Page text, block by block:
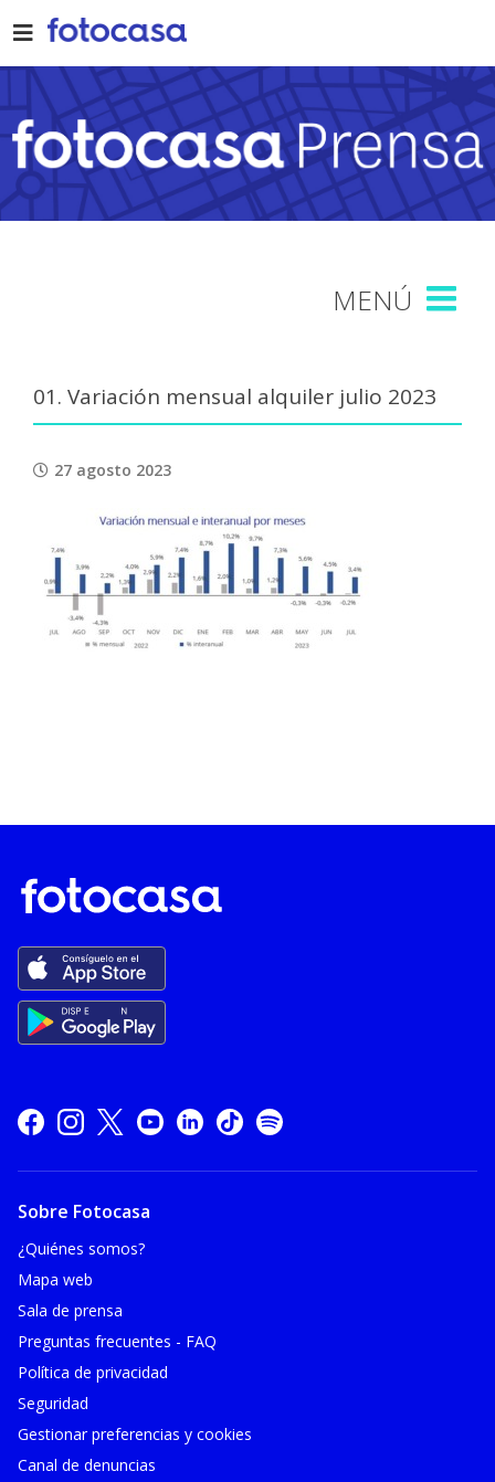
to
content
01. Variación mensual alquiler julio 2023
27 agosto 2023
Sobre Fotocasa
¿Quiénes somos?
Mapa web
Sala de prensa
Preguntas frecuentes - FAQ
Política de privacidad
Seguridad
Gestionar preferencias y cookies
Canal de denuncias